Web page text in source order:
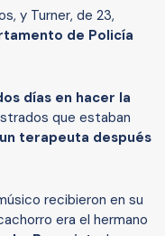
y Turner, de 23,
de Policía
días en hacer la
que estaban
terapeuta después
recibieron en su
era el hermano